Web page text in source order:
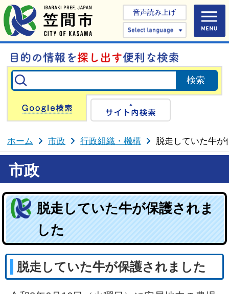
音声読み上げ
Select
Google検索
ホーム 市政 行政組織・機構 脱走していた牛が
市政
脱走していた牛が保護されま
した
脱走していた牛が保護されました